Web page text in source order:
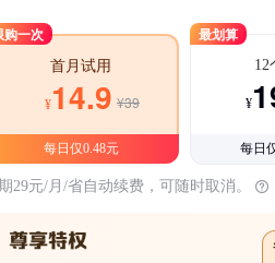
购一次
首月试用
¥14.9 ¥39
每日仅0.48元
最划算
12
¥
每日
29元/月/省自动续费，可随时取消。